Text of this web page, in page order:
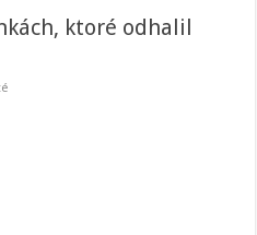
ktoré odhalil
na